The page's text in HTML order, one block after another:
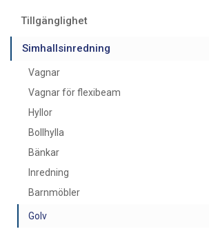
Tillgänglighet
Simhallsinredning
Vagnar
Vagnar för flexibeam
Hyllor
Bollhylla
Bänkar
Inredning
Barnmöbler
Golv